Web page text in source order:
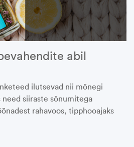
abil
ilutsevad nii mõnegi
need siiraste sõnumitega
rahavoos, tipphooajaks